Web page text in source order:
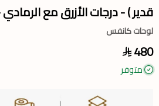
قدير ) - درجات الأزرق مع
لوحات كانفس
480
متوفر